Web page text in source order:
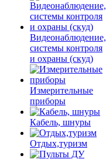
Видеонаблюдение,
системы контроля
и охраны (скуд)
Измерительные
приборы
Кабель, шнуры
Отдых,туризм